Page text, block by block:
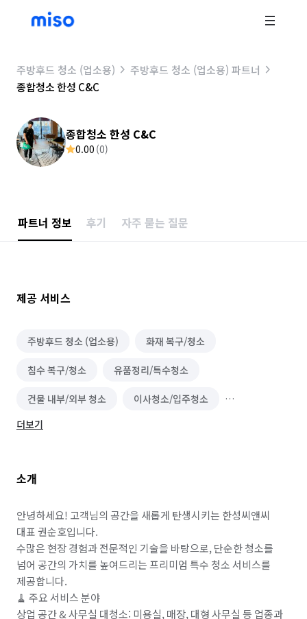
주방후드 청소 (업소용)
주방후드 청소 (업소용) 파트너
종합청소 한성 C&C
종합청소 한성 C&C
0.00 (0)
파트너 정보 후기 자주 묻는 질문
제공 서비스
주방후드 청소 (업소용) 화재 복구/청소
침수 복구/청소 유품정리/특수청소
건물 내부/외부 청소 이사청소/입주청소
실외기 청소
세탁기 청소 (상업용)
폐기물 처리 해충방역 곰팡이 제거
카페트 청소
더보기
소개
안녕하세요! 고객님의 공간을 새롭게 탄생시키는 한성씨앤씨
대표 권순호입니다.
​수많은 현장 경험과 전문적인 기술을 바탕으로, 단순한 청소를
넘어 공간의 가치를 높여드리는 프리미엄 특수 청소 서비스를
제공합니다.
​🧹 주요 서비스 분야
​상업 공간 & 사무실 대청소: 미용실, 매장, 대형 사무실 등 업종과